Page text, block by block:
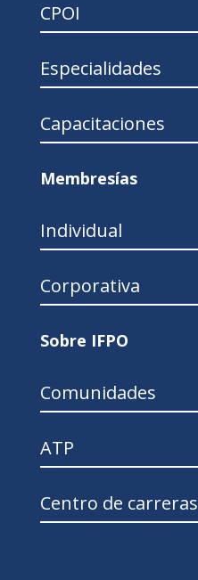
CPOI
Especialidades
Capacitaciones
Membresías
Individual
Corporativa
Sobre IFPO
Comunidades
ATP
Centro de carreras